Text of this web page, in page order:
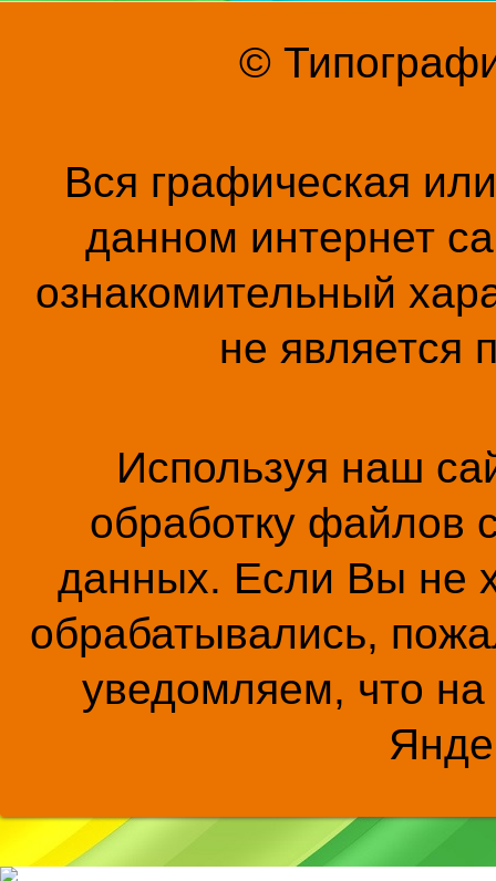
©
Вся графическая
данном интернет
ознакомительный
не является
Используя наш
обработку файлов
данных. Если Вы не
обрабатывались,
уведомляем, что на